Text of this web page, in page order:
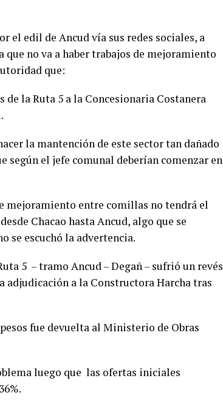
el edil de Ancud vía sus redes sociales, a
no va a haber trabajos de mejoramiento
que:
la Ruta 5 a la Concesionaria Costanera
la mantención de este sector tan dañado
según el jefe comunal deberían comenzar en
mejoramiento entre comillas no tendrá el
Chacao hasta Ancud, algo que se
se escuchó la advertencia.
5 – tramo Ancud – Degañ – sufrió un revés
a la Constructora Harcha tras
fue devuelta al Ministerio de Obras
luego que las ofertas iniciales